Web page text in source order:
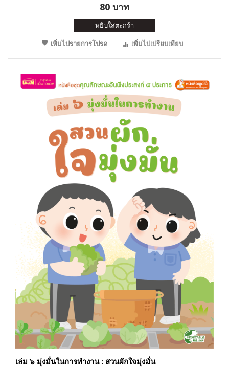
80 บาท
หยิบใส่ตะกร้า
เพิ่มไปรายการโปรด
เพิ่มไปเปรียบเทียบ
เล่ม ๖ มุ่งมั่นในการทำงาน : สวนผักใจมุ่งมั่น